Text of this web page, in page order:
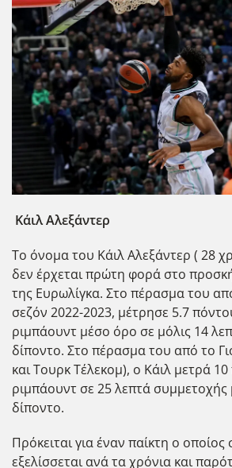
Κάιλ Αλεξάντερ
Το όνομα του Κάιλ Αλεξάντερ ( 28
δεν έρχεται πρώτη φορά στο
της Ευρωλίγκα. Στο πέρασμα του
σεζόν 2022-2023, μέτρησε 5.7
ριμπάουντ μέσο όρο σε μόλις 14
δίποντο. Στο πέρασμα του από το
και Τουρκ Τέλεκομ), ο Κάιλ μετρά
ριμπάουντ σε 25 λεπτά συμμετοχής
δίποντο.
Πρόκειται για έναν παίκτη ο
εξελίσσεται ανά τα χρόνια και